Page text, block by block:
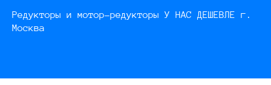
Редукторы и мотор-редукторы У НАС ДЕШЕВЛЕ г.
Москва